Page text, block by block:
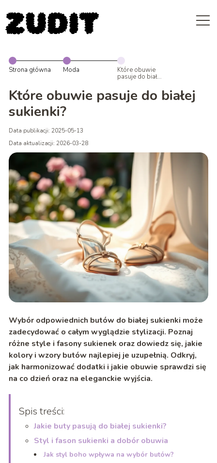
Strona główna Moda Które obuwie
pasuje do białej
Które obuwie pasuje do białej
sukienki?
Data publikacji: 2025-05-13
Data aktualizacji: 2026-03-28
Wybór odpowiednich butów do białej sukienki może
zadecydować o całym wyglądzie stylizacji. Poznaj
różne style i fasony sukienek oraz dowiedz się, jakie
kolory i wzory butów najlepiej je uzupełnią. Odkryj,
jak harmonizować dodatki i jakie obuwie sprawdzi się
na co dzień oraz na eleganckie wyjścia.
Spis treści:
Jakie buty pasują do białej sukienki?
Styl i fason sukienki a dobór obuwia
Jak styl boho wpływa na wybór butów?